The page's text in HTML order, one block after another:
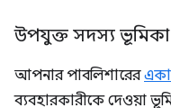
উপযুক্ত সদস্য
আপনার পাবলিশারের
ব্যবহারকারীকে দেওয়া